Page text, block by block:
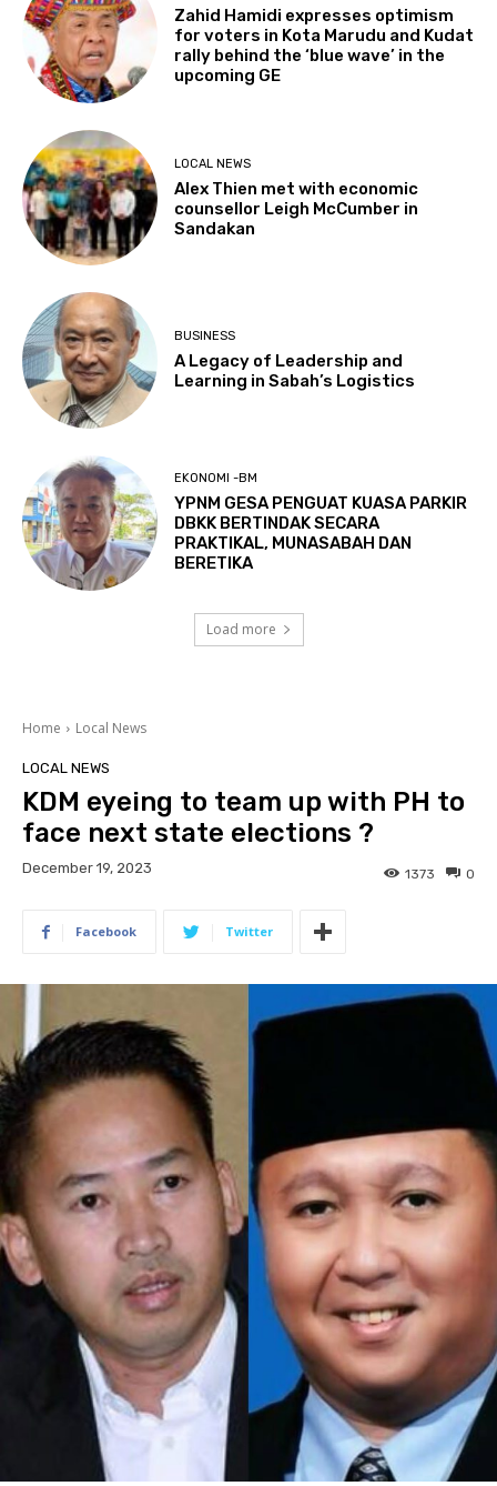
Zahid Hamidi expresses optimism
for voters in Kota Marudu and Kudat
rally behind the ‘blue wave’ in the
upcoming GE
LOCAL NEWS
Alex Thien met with economic
counsellor Leigh McCumber in
Sandakan
BUSINESS
A Legacy of Leadership and
Learning in Sabah’s Logistics
EKONOMI -BM
YPNM GESA PENGUAT KUASA PARKIR
DBKK BERTINDAK SECARA
PRAKTIKAL, MUNASABAH DAN
BERETIKA
Load more